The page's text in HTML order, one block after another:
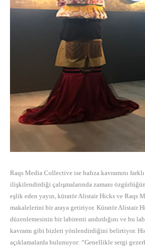
Raqs Media Collective ise hafıza kavramını
ilişkilendirdiği çalışmalarında zamanı
eşlik eden yayın, küratör Alistair Hicks ve Raqs
makalelerini bir araya getiriyor. Küratör Alistair
düzenlemesinin bir labirenti andırdığını ve bu
kavramı gibi bizleri yönlendirdiğini belirtiyor.
açıklamalarda bulunuyor: “Genellikle sergi